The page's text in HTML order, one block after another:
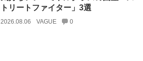
トリートファイター」3選
2026.08.06 VAGUE 0